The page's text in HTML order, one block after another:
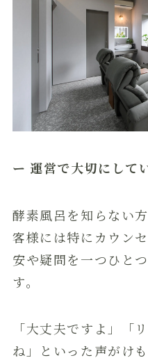
ー 運営で大切にして
酵素風呂を知らない
客様には特にカウン
安や疑問を一つひと
す。
「大丈夫ですよ」「
ね」といった声がけ